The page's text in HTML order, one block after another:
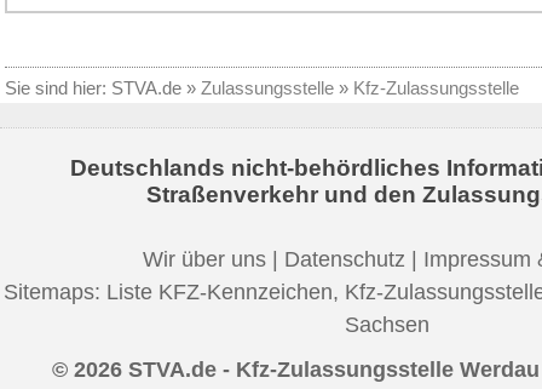
Sie sind hier: STVA.de » Zulassungsstelle » Kfz-Zulassungsstelle
Deutschlands nicht-behördliches
Straßenverkehr und den
Wir über uns Datenschutz
Impressum
Sitemaps: Liste KFZ-Kennzeichen, Kfz-
Sachsen
© 2026 STVA.de - Kfz-Zulassungsstelle